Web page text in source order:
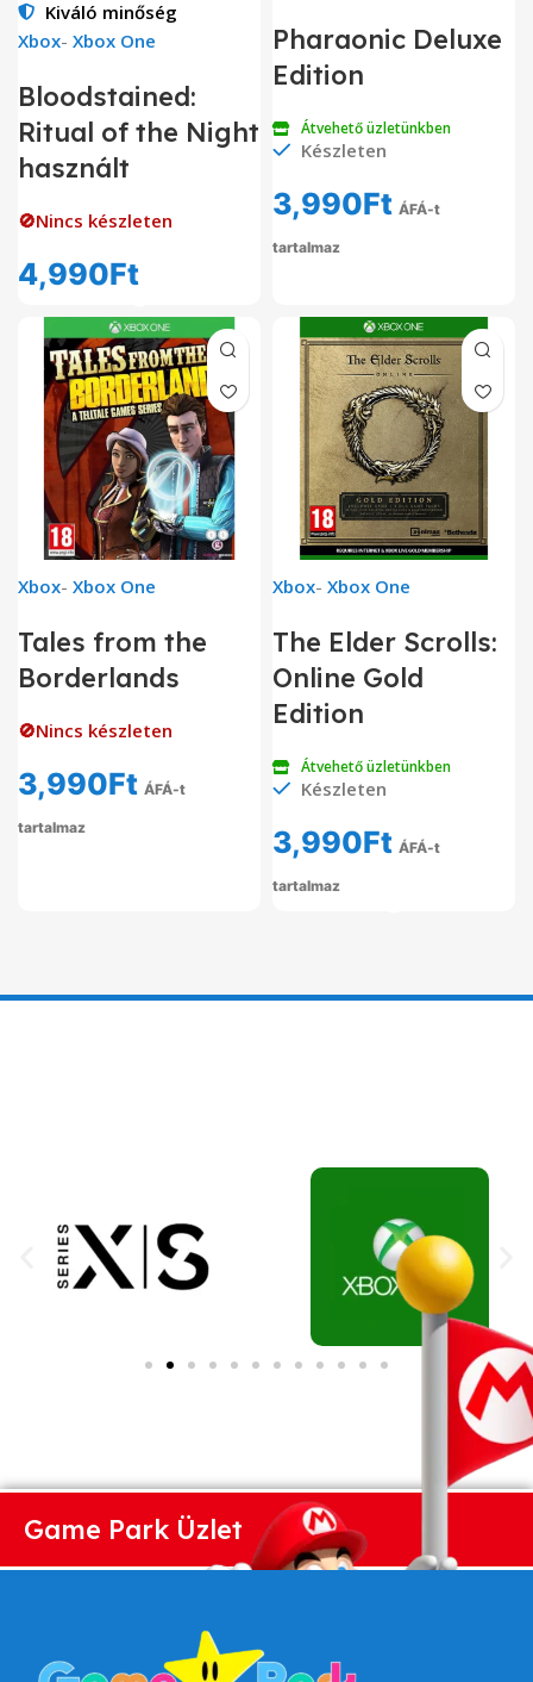
Kiváló minőség
Xbox- Xbox One
Bloodstained:
Ritual of the Night
használt
🚫Nincs készleten
4,990Ft
Pharaonic Deluxe
Edition
Átvehető üzletünkben
Készleten
3,990Ft ÁFÁ-t
tartalmaz
Xbox- Xbox One
Tales from the
Borderlands
🚫Nincs készleten
3,990Ft ÁFÁ-t
tartalmaz
Xbox- Xbox One
The Elder Scrolls:
Online Gold
Edition
Átvehető üzletünkben
Készleten
3,990Ft ÁFÁ-t
tartalmaz
Game Park Üzlet